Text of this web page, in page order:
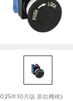
年10月版 新款機種)